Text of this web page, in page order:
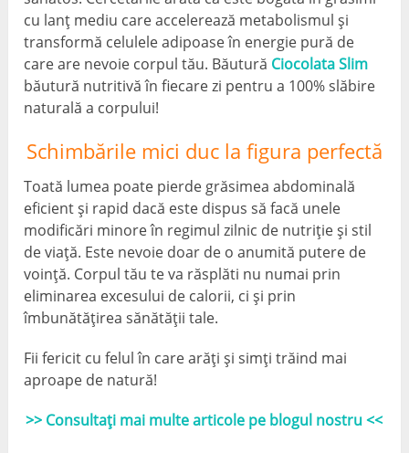
cu lanț mediu care accelerează metabolismul și
transformă celulele adipoase în energie pură de
care are nevoie corpul tău. Băutură Ciocolata Slim
băutură nutritivă în fiecare zi pentru a 100% slăbire
naturală a corpului!
Schimbările mici duc la figura perfectă
Toată lumea poate pierde grăsimea abdominală
eficient și rapid dacă este dispus să facă unele
modificări minore în regimul zilnic de nutriție și stil
de viață. Este nevoie doar de o anumită putere de
voință. Corpul tău te va răsplăti nu numai prin
eliminarea excesului de calorii, ci și prin
îmbunătățirea sănătății tale.
Fii fericit cu felul în care arăți și simți trăind mai
aproape de natură!
>> Consultați mai multe articole pe blogul nostru <<